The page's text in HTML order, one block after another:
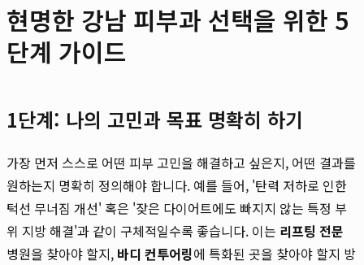
현명한 강남 피부과 선택을 위한 5
단계 가이드
1단계: 나의 고민과 목표 명확히 하기
가장 먼저 스스로 어떤 피부 고민을 해결하고 싶은지, 어떤 결과를
원하는지 명확히 정의해야 합니다. 예를 들어, '탄력 저하로 인한
턱선 무너짐 개선' 혹은 '잦은 다이어트에도 빠지지 않는 특정 부
위 지방 해결'과 같이 구체적일수록 좋습니다. 이는 리프팅 전문
병원을 찾아야 할지, 바디 컨투어링에 특화된 곳을 찾아야 할지 방